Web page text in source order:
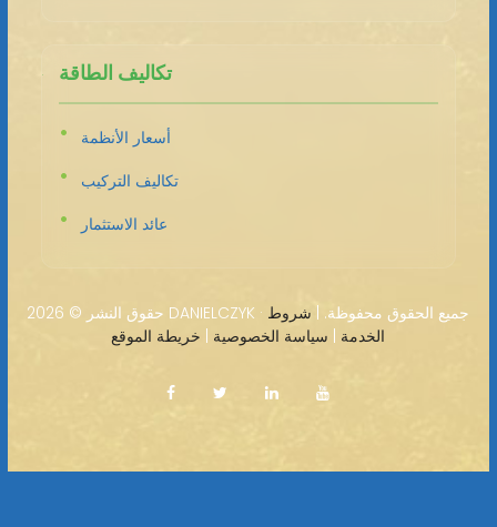
تكاليف الطاقة
أسعار الأنظمة
تكاليف التركيب
عائد الاستثمار
حقوق النشر © 2026 DANIELCZYK · جميع الحقوق محفوظة. | شروط
الخدمة
سياسة الخصوصية خريطة الموقع